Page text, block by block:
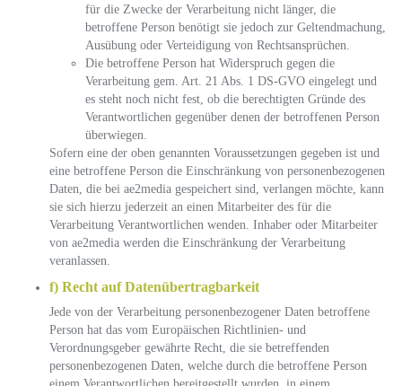
für die Zwecke der Verarbeitung nicht länger, die
betroffene Person benötigt sie jedoch zur Geltendmachung,
Ausübung oder Verteidigung von Rechtsansprüchen.
Die betroffene Person hat Widerspruch gegen die
Verarbeitung gem. Art. 21 Abs. 1 DS-GVO eingelegt und
es steht noch nicht fest, ob die berechtigten Gründe des
Verantwortlichen gegenüber denen der betroffenen Person
überwiegen.
Sofern eine der oben genannten Voraussetzungen gegeben ist und
eine betroffene Person die Einschränkung von personenbezogenen
Daten, die bei ae2media gespeichert sind, verlangen möchte, kann
sie sich hierzu jederzeit an einen Mitarbeiter des für die
Verarbeitung Verantwortlichen wenden. Inhaber oder Mitarbeiter
von ae2media werden die Einschränkung der Verarbeitung
veranlassen.
f) Recht auf Datenübertragbarkeit
Jede von der Verarbeitung personenbezogener Daten betroffene
Person hat das vom Europäischen Richtlinien- und
Verordnungsgeber gewährte Recht, die sie betreffenden
personenbezogenen Daten, welche durch die betroffene Person